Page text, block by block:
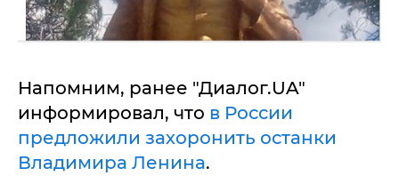
Напомним, ранее "Диалог.UA"
информировал, что в России
предложили захоронить останки
Владимира Ленина.